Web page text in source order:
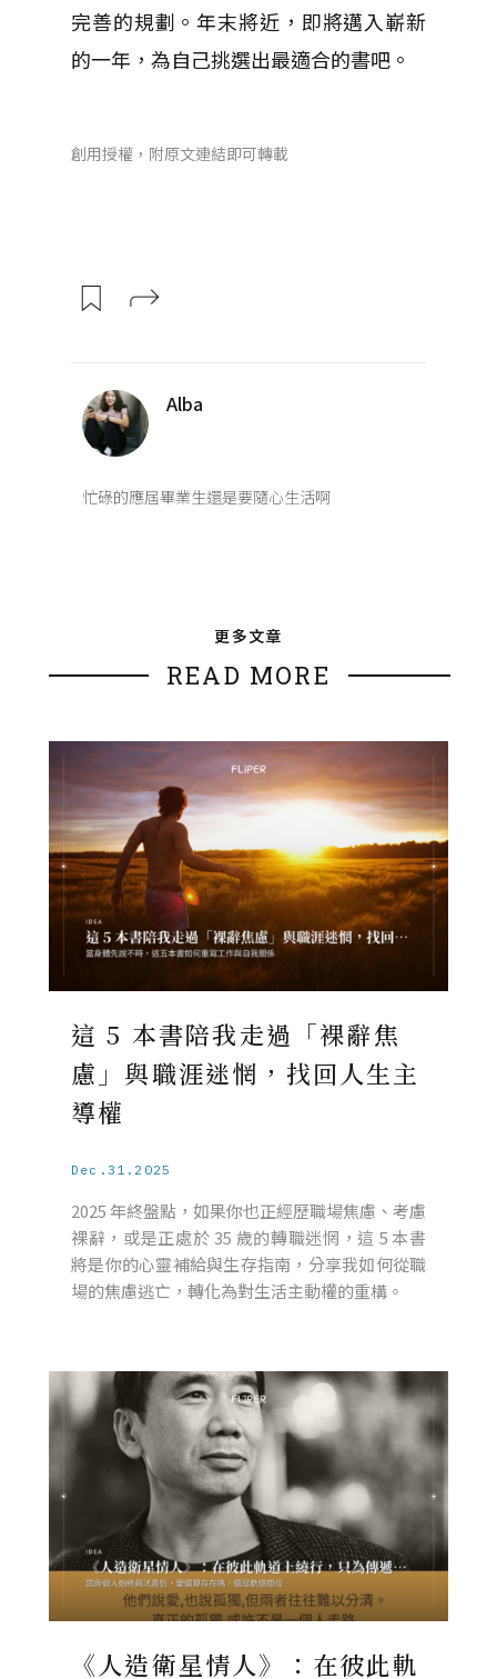
完善的規劃。年末將近，即將邁入嶄新
的一年，為自己挑選出最適合的書吧。
創用授權，附原文連結即可轉載
Alba
忙碌的應屆畢業生還是要隨心生活啊
更多文章
READ MORE
這 5 本書陪我走過「裸辭焦
慮」與職涯迷惘，找回人生主
導權
Dec.31.2025
2025 年終盤點，如果你也正經歷職場焦慮、考慮
裸辭，或是正處於 35 歲的轉職迷惘，這 5 本書
將是你的心靈補給與生存指南，分享我如何從職
場的焦慮逃亡，轉化為對生活主動權的重構。
《人造衛星情人》：在彼此軌